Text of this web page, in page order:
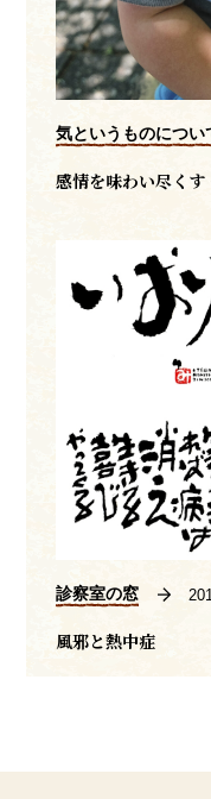
気というものについ
感情を味わい尽く
診察室の窓
風邪と熱中症